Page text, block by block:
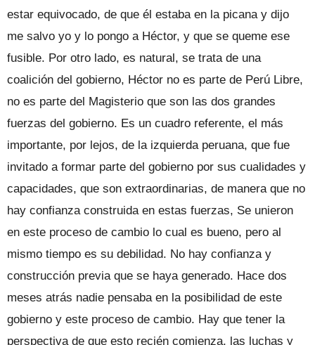
estar equivocado, de que él estaba en la picana y dijo
me salvo yo y lo pongo a Héctor, y que se queme ese
fusible. Por otro lado, es natural, se trata de una
coalición del gobierno, Héctor no es parte de Perú Libre,
no es parte del Magisterio que son las dos grandes
fuerzas del gobierno. Es un cuadro referente, el más
importante, por lejos, de la izquierda peruana, que fue
invitado a formar parte del gobierno por sus cualidades y
capacidades, que son extraordinarias, de manera que no
hay confianza construida en estas fuerzas, Se unieron
en este proceso de cambio lo cual es bueno, pero al
mismo tiempo es su debilidad. No hay confianza y
construcción previa que se haya generado. Hace dos
meses atrás nadie pensaba en la posibilidad de este
gobierno y este proceso de cambio. Hay que tener la
perspectiva de que esto recién comienza, las luchas y